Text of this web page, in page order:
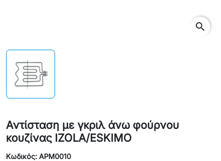
search
Αντίσταση με γκριλ άνω φούρνου
κουζίνας IZOLA/ESKIMO
Κωδικός: APM0010